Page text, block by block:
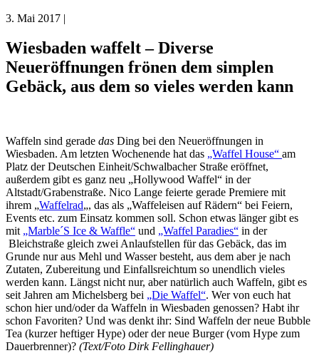
3. Mai 2017 |
Wiesbaden waffelt – Diverse
Neueröffnungen frönen dem simplen
Gebäck, aus dem so vieles werden kann
Waffeln sind gerade das Ding bei den Neueröffnungen in
Wiesbaden. Am letzten Wochenende hat das „Waffel House“ am
Platz der Deutschen Einheit/Schwalbacher Straße eröffnet,
außerdem gibt es ganz neu „Hollywood Waffel“ in der
Altstadt/Grabenstraße. Nico Lange feierte gerade Premiere mit
ihrem „Waffelrad„, das als „Waffeleisen auf Rädern“ bei Feiern,
Events etc. zum Einsatz kommen soll. Schon etwas länger gibt es
mit „Marble´S Ice & Waffle“ und „Waffel Paradies“ in der
Bleichstraße gleich zwei Anlaufstellen für das Gebäck, das im
Grunde nur aus Mehl und Wasser besteht, aus dem aber je nach
Zutaten, Zubereitung und Einfallsreichtum so unendlich vieles
werden kann. Längst nicht nur, aber natürlich auch Waffeln, gibt es
seit Jahren am Michelsberg bei „Die Waffel“. Wer von euch hat
schon hier und/oder da Waffeln in Wiesbaden genossen? Habt ihr
schon Favoriten? Und was denkt ihr: Sind Waffeln der neue Bubble
Tea (kurzer heftiger Hype) oder der neue Burger (vom Hype zum
Dauerbrenner)? (Text/Foto Dirk Fellinghauer)